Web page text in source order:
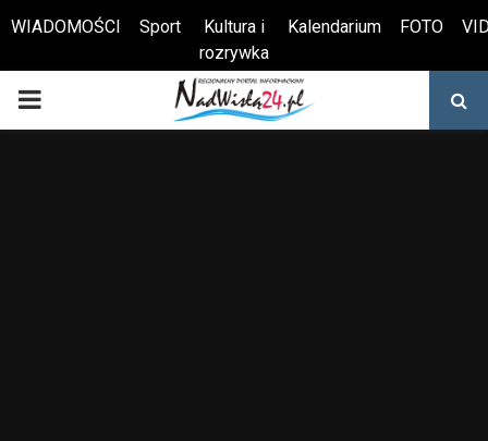
Otwórz pasek narzędzi
WIADOMOŚCI Sport
Kultura i
rozrywka
Kalendarium FOTO
PRIMARY